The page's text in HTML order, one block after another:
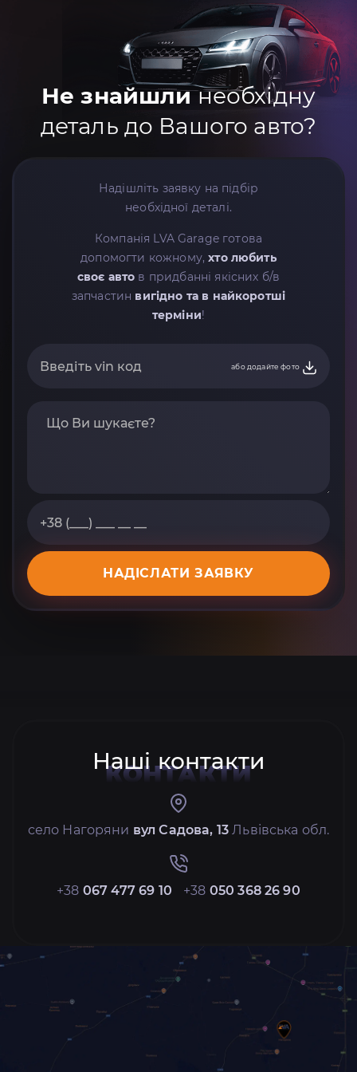
Не знайшлинеобхідну
деталь до Вашого авто?
Надішліть заявку на підбір
необхідної деталі.
Компанія LVA Garage готова
допомогти кожному,хто любить
своє авто в придбанні якісних б/в
запчастин вигідно та в найкоротші
терміни!
або додайте фото
НАДІСЛАТИ ЗАЯВКУ
Наші контакти
КОНТАКТИ
село Нагоряни вул Садова, 13 Львівська обл.
+38 067 477 69 10 +38 050 368 26 90